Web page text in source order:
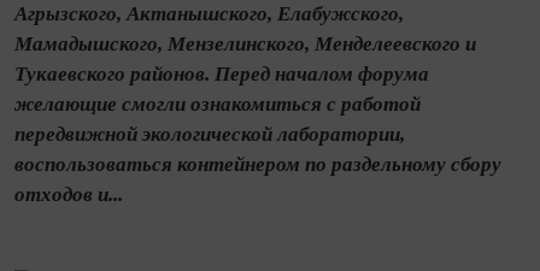
Агрызского, Актанышского, Елабужского,
Мамадышского, Мензелинского, Менделеевского и
Тукаевского районов. Перед началом форума
желающие смогли ознакомиться с работой
передвижной экологической лаборатории,
воспользоваться контейнером по раздельному сбору
отходов и...